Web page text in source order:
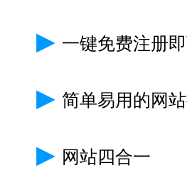
▶ 一键免费注册
▶ 简单易用的网
▶ 网站四合一